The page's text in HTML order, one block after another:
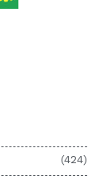
(424)